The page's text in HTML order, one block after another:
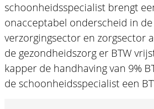
schoonheidsspecialist brengt
onacceptabel onderscheid in
verzorgingsector en zorgsector
de gezondheidszorg er BTW
kapper de handhaving van 9%
de schoonheidsspecialist een